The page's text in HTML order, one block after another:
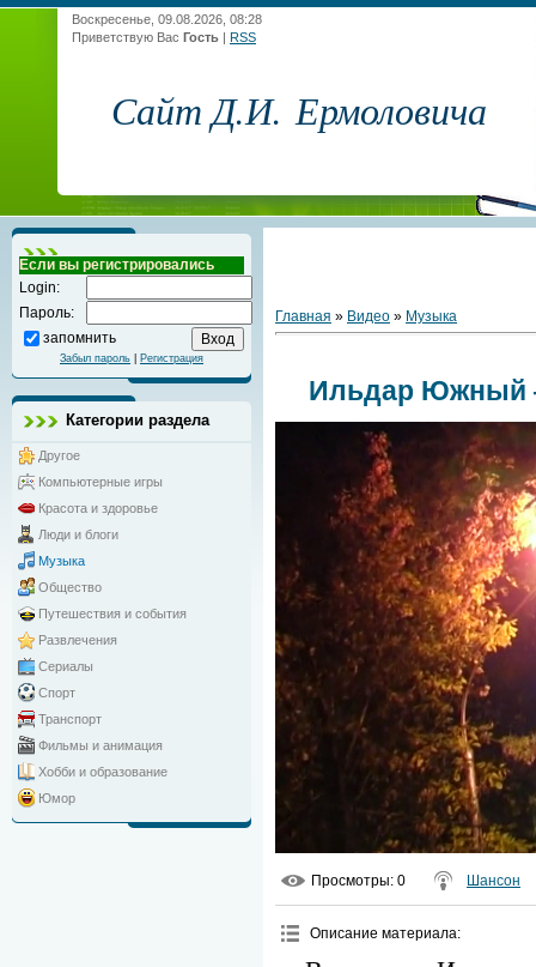
Воскресенье, 09.08.2026, 08:28
Приветствую Вас Гость | RSS
Сайт Д.И. Ермоловича
Если вы регистрировались
Login:
Пароль:
запомнить
Забыл пароль Регистрация
Категории раздела
Другое
Компьютерные игры
Красота и здоровье
Люди и блоги
Музыка
Общество
Путешествия и события
Развлечения
Сериалы
Спорт
Транспорт
Фильмы и анимация
Хобби и образование
Юмор
Главная » Видео » Музыка
Ильдар Южный
Просмотры: 0 Шансон
Описание материала: